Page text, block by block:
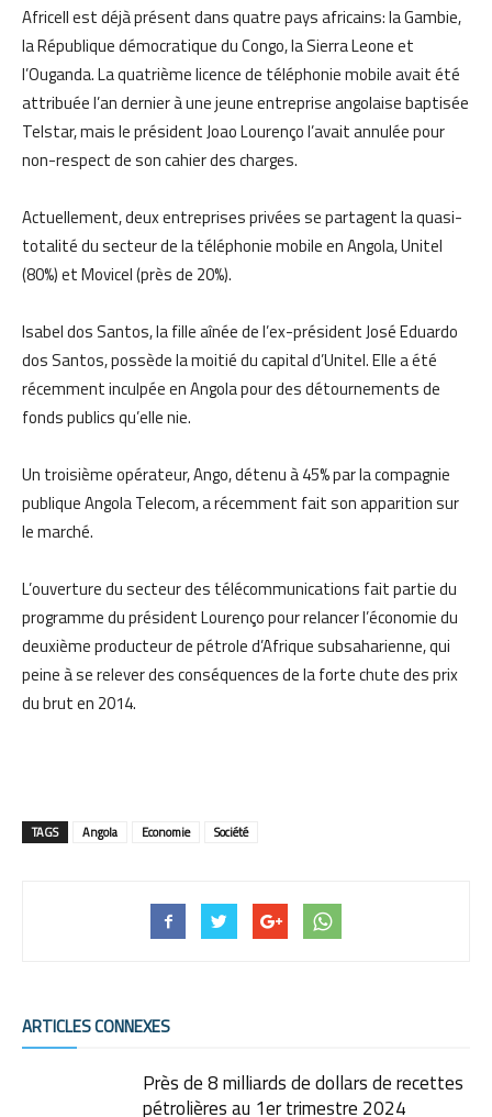
Africell est déjà présent dans quatre pays africains: la Gambie,
la République démocratique du Congo, la Sierra Leone et
l’Ouganda. La quatrième licence de téléphonie mobile avait été
attribuée l’an dernier à une jeune entreprise angolaise baptisée
Telstar, mais le président Joao Lourenço l’avait annulée pour
non-respect de son cahier des charges.
Actuellement, deux entreprises privées se partagent la quasi-
totalité du secteur de la téléphonie mobile en Angola, Unitel
(80%) et Movicel (près de 20%).
Isabel dos Santos, la fille aînée de l’ex-président José Eduardo
dos Santos, possède la moitié du capital d’Unitel. Elle a été
récemment inculpée en Angola pour des détournements de
fonds publics qu’elle nie.
Un troisième opérateur, Ango, détenu à 45% par la compagnie
publique Angola Telecom, a récemment fait son apparition sur
le marché.
L’ouverture du secteur des télécommunications fait partie du
programme du président Lourenço pour relancer l’économie du
deuxième producteur de pétrole d’Afrique subsaharienne, qui
peine à se relever des conséquences de la forte chute des prix
du brut en 2014.
TAGS Angola Economie Société
ARTICLES CONNEXES
Près de 8 milliards de dollars de recettes
pétrolières au 1er trimestre 2024